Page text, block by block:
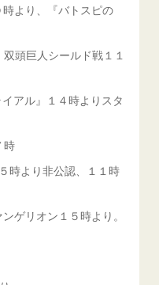
時より、『バトスピの
頭巨人シールド戦１１
アル』１４時よりスタ
時
時より非公認、１１時
ゲリオン１５時より。